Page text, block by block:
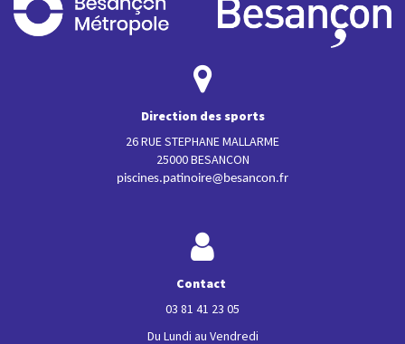
Direction des sports
26 RUE STEPHANE MALLARME
25000 BESANCON
piscines.patinoire@besancon.fr
Contact
03 81 41 23 05
Du Lundi au Vendredi